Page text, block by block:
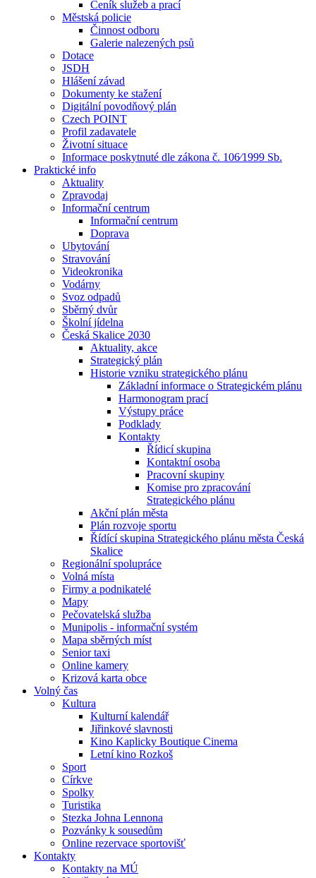
Ceník služeb a prací
Městská policie
Činnost odboru
Galerie nalezených psů
Dotace
JSDH
Hlášení závad
Dokumenty ke stažení
Digitální povodňový plán
Czech POINT
Profil zadavatele
Životní situace
Informace poskytnuté dle zákona č. 106⁄1999 Sb.
Praktické info
Aktuality
Zpravodaj
Informační centrum
Informační centrum
Doprava
Ubytování
Stravování
Videokronika
Vodárny
Svoz odpadů
Sběrný dvůr
Školní jídelna
Česká Skalice 2030
Aktuality, akce
Strategický plán
Historie vzniku strategického plánu
Základní informace o Strategickém plánu
Harmonogram prací
Výstupy práce
Podklady
Kontakty
Řídicí skupina
Kontaktní osoba
Pracovní skupiny
Komise pro zpracování
Strategického plánu
Akční plán města
Plán rozvoje sportu
Řídící skupina Strategického plánu města Česká
Skalice
Regionální spolupráce
Volná místa
Firmy a podnikatelé
Mapy
Pečovatelská služba
Munipolis - informační systém
Mapa sběrných míst
Senior taxi
Online kamery
Krizová karta obce
Volný čas
Kultura
Kulturní kalendář
Jiřinkové slavnosti
Kino Kaplicky Boutique Cinema
Letní kino Rozkoš
Sport
Církve
Spolky
Turistika
Stezka Johna Lennona
Pozvánky k sousedům
Online rezervace sportovišť
Kontakty
Kontakty na MÚ